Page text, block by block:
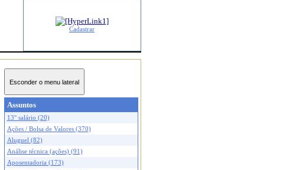
Cadastrar
Assuntos
13° salário (20)
Ações / Bolsa de Valores (370)
Aluguel (82)
Análise técnica (ações) (91)
Aposentadoria (173)